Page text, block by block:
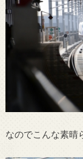
なのでこんな素晴